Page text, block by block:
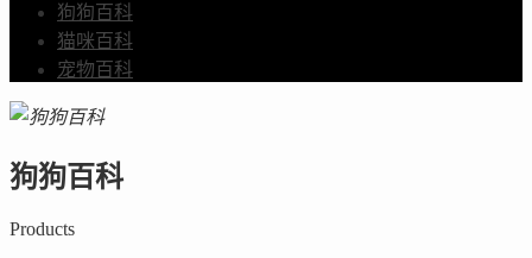
狗狗百科
猫咪百科
宠物百科
狗狗百科
Products